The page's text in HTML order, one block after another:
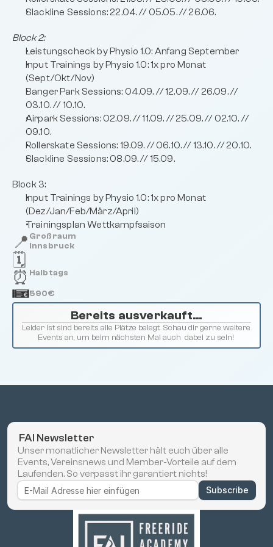
Slackline Sessions: 22.04. // 05.05. // 26.06.
Block 2:
Leistungscheck by Physio 1.0: Anfang September
Input Trainings by Physio 1.0: 1x pro Monat
(Sept/Okt/Nov)
Banger Park Sessions: 04.09. // 12.09. // 26.09. //
03.10. // 10.10.
Airpark Sessions: 02.09. // 11.09. // 25.09. // 02.10. //
09.10.
Rollerskate Sessions: 19.09. // 06.10. // 13.10. // 20.10.
Slackline Sessions: 08.09. // 15.09.
Block 3:
Input Trainings by Physio 1.0: 1x pro Monat
(Dez/Jan/Feb/März/April)
Trainingsplan Wettkampfsaison
📍 Großraum
Innsbruck
🗓️
⏰ Halbtags
590€
Bereits ausverkauft…
Leider ist sind bereits alle Plätze belegt. Schau dir gerne weitere
Events an, um beim nächsten Mal auch  dabei zu sein!
FAI Newsletter
Unser monatlicher Newsletter hält euch über alle
Events, Vereinsnews und Member-Vorteile auf dem
Laufenden. So verpasst ihr garantiert nichts!